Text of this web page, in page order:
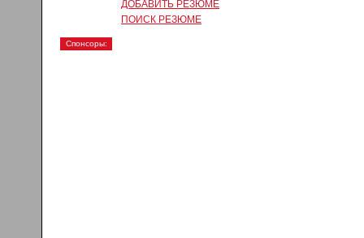
ДОБАВИТЬ РЕЗЮМЕ
ПОИСК РЕЗЮМЕ
Спонсоры: